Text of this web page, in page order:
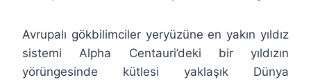
Avrupalı gökbilimciler yeryüzüne en yakın yıldız
sistemi Alpha Centauri’deki bir yıldızın
yörüngesinde kütlesi yaklaşık Dünya